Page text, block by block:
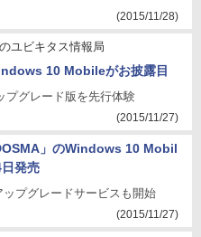
(2015/11/28)
ユビキタス情報局
10 Mobileがお披露目
プグレード版を先行体験
(2015/11/27)
」のWindows 10 Mobil
発売
ップグレードサービスも開始
(2015/11/27)